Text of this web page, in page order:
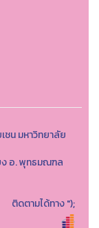
น มหาวิทยาลัย
ง อ. พุทธมณฑล
ติดตามได้ทาง");